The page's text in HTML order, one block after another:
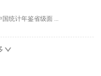
统计年鉴省级面 ...